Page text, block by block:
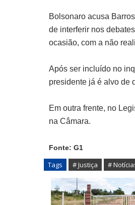
Bolsonaro acusa
de interferir nos
ocasião, com a não
Após ser incluído no
presidente já é alvo de
Em outra frente, no
na Câmara.
Fonte: G1
Tags # Justiça #